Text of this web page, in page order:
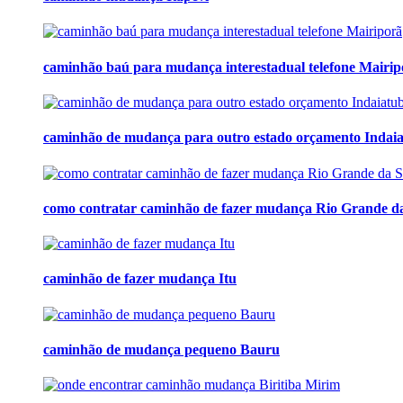
caminhão baú para mudança interestadual telefone
caminhão de mudança para outro estado orçamento
como contratar caminhão de fazer mudança Rio Grande
caminhão de fazer mudança Itu
caminhão de mudança pequeno Bauru